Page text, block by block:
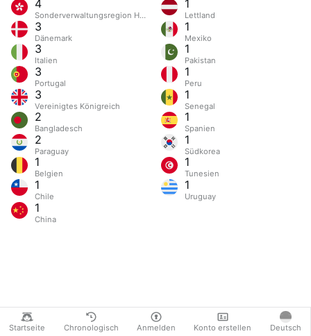
Startseite Chronologisch Anmelden Konto erstellen Deutsch
4
Sonderverwaltungsregion Hongkong
3
Dänemark
3
Italien
3
Portugal
3
Vereinigtes Königreich
2
Bangladesch
2
Paraguay
1
Belgien
1
Chile
1
China
1
Lettland
1
Mexiko
1
Pakistan
1
Peru
1
Senegal
1
Spanien
1
Südkorea
1
Tunesien
1
Uruguay